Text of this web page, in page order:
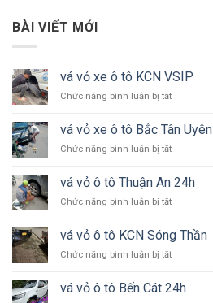
BÀI VIẾT MỚI
vá vỏ xe ô tô KCN VSIP
Chức năng bình luận bị tắtở
vỏ
xe
ô
KCN
vá vỏ xe ô tô Bắc Tân Uyên
Chức năng bình luận bị tắtở
vỏ
xe
ô
Bắc
Tân
Uyên
vá vỏ ô tô Thuận An 24h
Chức năng bình luận bị tắtở
ô
tô
An
vá vỏ ô tô KCN Sóng Thần
Chức năng bình luận bị tắtở
vỏ
ô
vá vỏ ô tô Bến Cát 24h